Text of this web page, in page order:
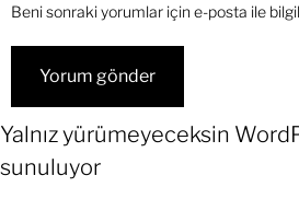
Beni sonraki yorumlar için e-posta ile
Yalnız yürümeyeceksin
sunuluyor